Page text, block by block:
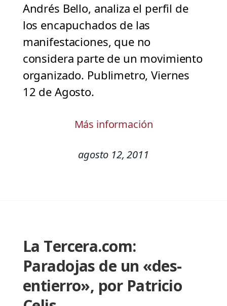
Andrés Bello, analiza el perfil de
los encapuchados de las
manifestaciones, que no
considera parte de un movimiento
organizado. Publimetro, Viernes
12 de Agosto.
Más información
agosto 12, 2011
La Tercera.com:
Paradojas de un «des-
entierro», por Patricio